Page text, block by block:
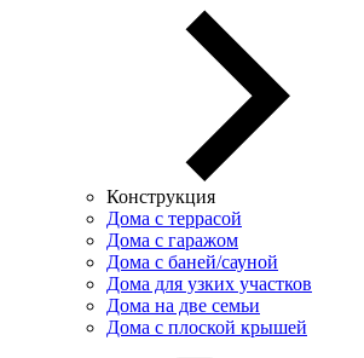
Конструкция
Дома с террасой
Дома с гаражом
Дома с баней/сауной
Дома для узких участков
Дома на две семьи
Дома с плоской крышей